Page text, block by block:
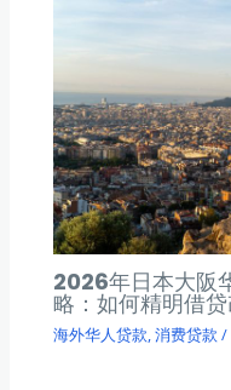
2026年日本大阪
略：如何精明借
海外华人贷款,消费贷款 /